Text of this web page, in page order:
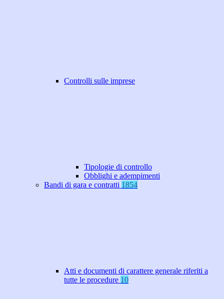
Controlli sulle imprese
Tipologie di controllo
Obblighi e adempimenti
Bandi di gara e contratti 1854
Atti e documenti di carattere generale riferiti a
tutte le procedure 10